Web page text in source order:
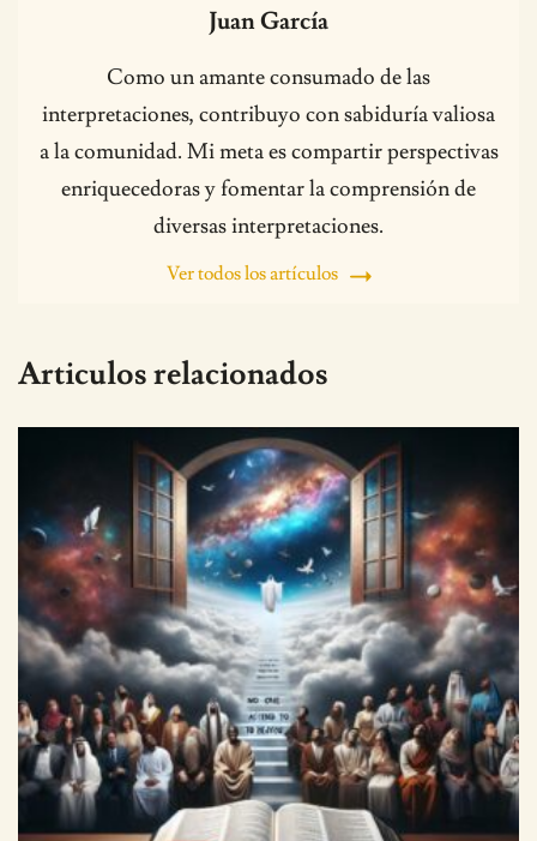
Juan García
Como un amante consumado de las
interpretaciones, contribuyo con sabiduría valiosa
a la comunidad. Mi meta es compartir perspectivas
enriquecedoras y fomentar la comprensión de
diversas interpretaciones.
Ver todos los artículos
Articulos relacionados